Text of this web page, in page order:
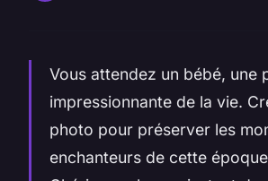
Vous attendez un bébé, une
impressionnante de la vie.
photo pour préserver les
enchanteurs de cette